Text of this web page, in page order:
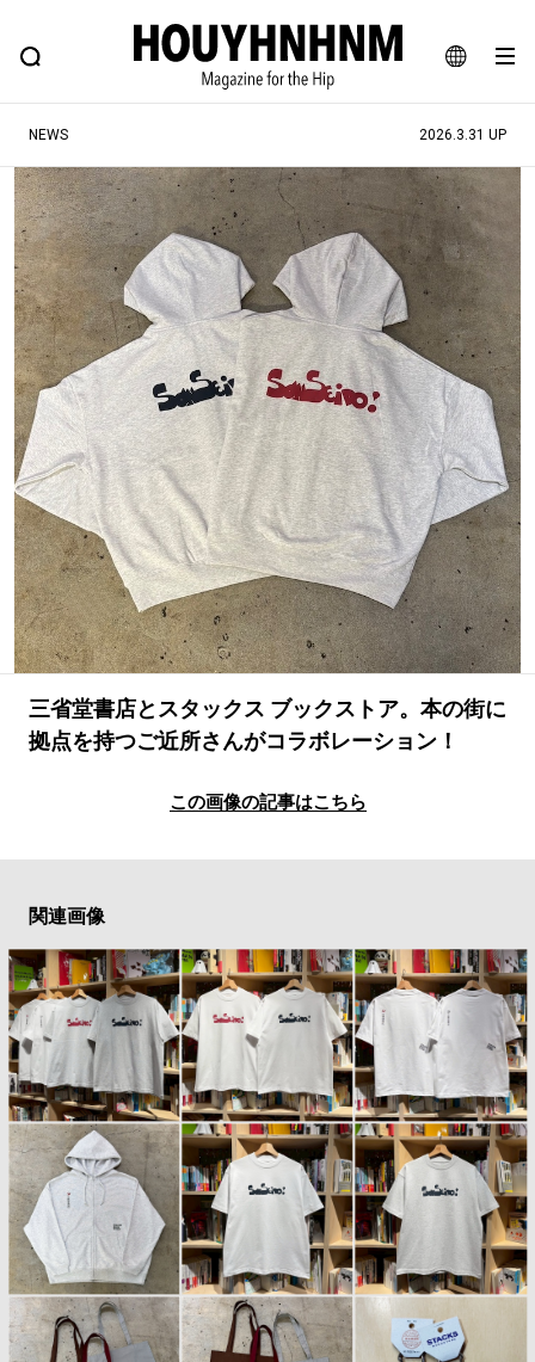
JA
EN
FEATURE BLOG SNAP
ヒップなファッション、カルチャー、ライフスタイルWEBマガジン
#注目のタグ
#SHOPPING ADDICT #憧れの逸品
#ESSENTIAL DESIGNS #古着サミット
#NEW VINTAGE #マイナーグッド図鑑
#路地裏てぃーん。 #MONTHLY JOURNAL
#GH 銘品の所以 #フイナムのYouTube
#Commune H #FOCUS IT #AH.H
#ととけん #FASHION #MUSIC #MOVIE
#LIFESTYLE #SNEAKER #OUTDOOR
#SPORTS #HANDSOME HANDBOOK
NEWS 2026.3.31 UP
三省堂書店とスタックス ブックストア。本の街に
拠点を持つご近所さんがコラボレーション！
この画像の記事はこちら
関連画像